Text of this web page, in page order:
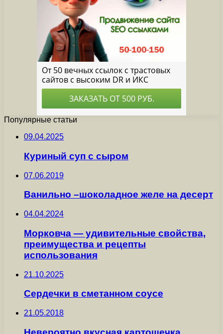
Популярные статьи
09.04.2025
Куриный суп с сыром
07.06.2019
Ванильно –шоколадное желе на десерт
04.04.2024
Морковча — удивительные свойства,
преимущества и рецепты
использования
21.10.2025
Сердечки в сметанном соусе
21.05.2018